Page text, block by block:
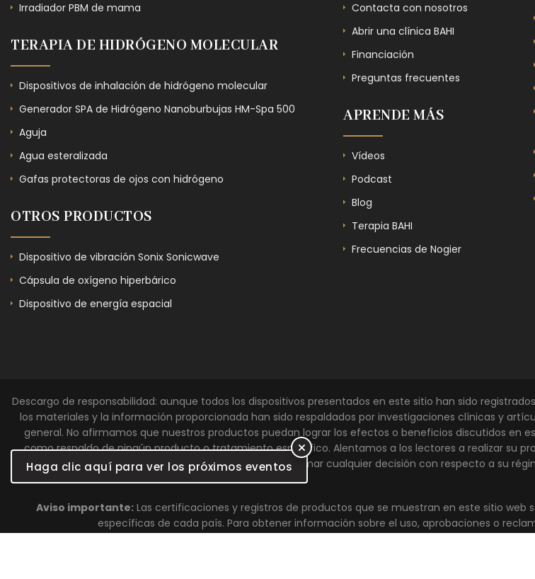
Irradiador PBM de mama
TERAPIA DE HIDRÓGENO MOLECULAR
Dispositivos de inhalación de hidrógeno molecular
Generador SPA de Hidrógeno Nanoburbujas HM-Spa 500
Aguja
Agua esteralizada
Gafas protectoras de ojos con hidrógeno
OTROS PRODUCTOS
Dispositivo de vibración Sonix Sonicwave
Cápsula de oxígeno hiperbárico
Dispositivo de energía espacial
Contacta con nosotros
Abrir una clínica BAHI
Financiación
Preguntas frecuentes
APRENDE MÁS
Vídeos
Podcast
Blog
Terapia BAHI
Frecuencias de Nogier
Descargo de responsabilidad: aunque todos los dispositivos presentados en este sitio han sido
los materiales y la información proporcionada han sido respaldados por investigaciones clínicas y
general. No afirmamos que nuestros productos puedan lograr los efectos o beneficios discutidos
como respaldo de ningún producto o tratamiento específico. Alentamos a los lectores a realizar su
tomar cualquier decisión con respecto a su
Aviso importante:Las certificaciones y registros de productos que se muestran en este sitio web
específicas de cada país. Para obtener información sobre el uso, aprobaciones o
Haga clic aquí para ver los próximos eventos